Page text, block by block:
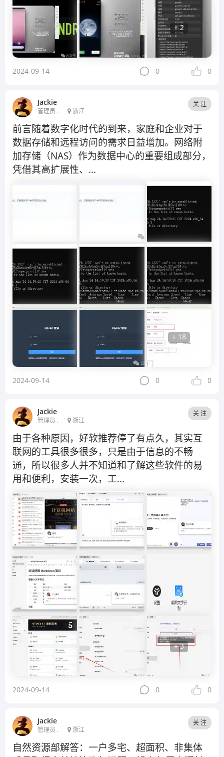
+ 2
2024-09-14 0 0
Jackie
管理员 . 浙江
关 注
前言随着数字化时代的到来，家庭和企业对于
数据存储和远程访问的需求日益增加。网络附
加存储（NAS）作为数据中心的重要组成部分，
凭借其高扩展性、...
+ 18
2024-09-14 0 0
Jackie
管理员 . 浙江
关 注
由于各种原因，好软推荐停了有点久，其实互
联网的工具很多很多，只是由于信息的不畅
通，所以很多人并不知道和了解这些软件的易
用和便利，安装一次，工...
+ 3
2024-09-14 0 0
Jackie
管理员 . 浙江
关 注
自然资源部解答：一户多宅、超面积、非集体